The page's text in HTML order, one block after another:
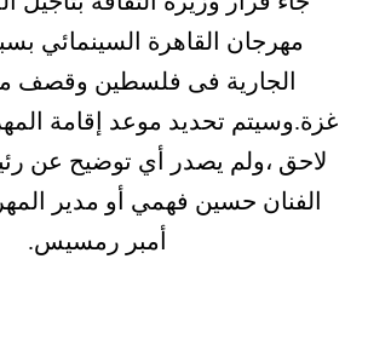
مهرجان القاهرة السينمائي
الجارية فى فلسطين وقصف
غزة.وسيتم تحديد موعد إقامة
لاحق ،ولم يصدر أي توضيح عن
الفنان حسين فهمي أو مدير
أمبر رمسيس.